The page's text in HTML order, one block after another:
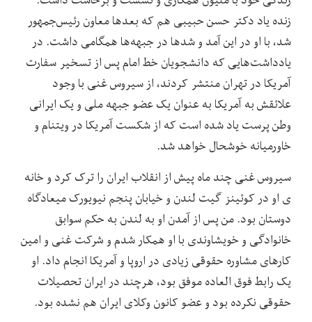
زنده یاد دکتر حسن حبیبی هم که بعدها معاون رئیس‌جمهور
شد، با او در این آمد و شدها در جبهه‌ها همگامی داشت. در
یادداشت‌هایی که دانشجویان خط امام پس از تسخیر سفارت
آمریکا در تهران منتشر کردند، از سیروس غنی با وجود
علائقش به آمریکا به عنوان یک عضو جبهه ملی و یک ایرانی
وطن پرست یاد شده است که از شکست آمریکا در ویتنام و
خاورمیانه خوشحال خواهد شد.
سیروس غنی چند ماه پیش از انقلاب ایران را ترک کرد و خانه
ی او در کوئینز گیت لندن و خیابان پنجم نیویورک میعادگاه
دوستان بود. من پس از آمدن او به لندن به حکم سوابق
خانوادگی و خویشاوندی با او همکار شدم و شرکت غنی و امین
کارهای مشاوره حقوقی زیادی در اروپا و آمریکا انجام داد. او
یک رابط فوق العاده موفق بود، هرچند در ایران تحصیلات
حقوقی نکرده بود و عضو کانون وکلای ایران هم نشده بود.